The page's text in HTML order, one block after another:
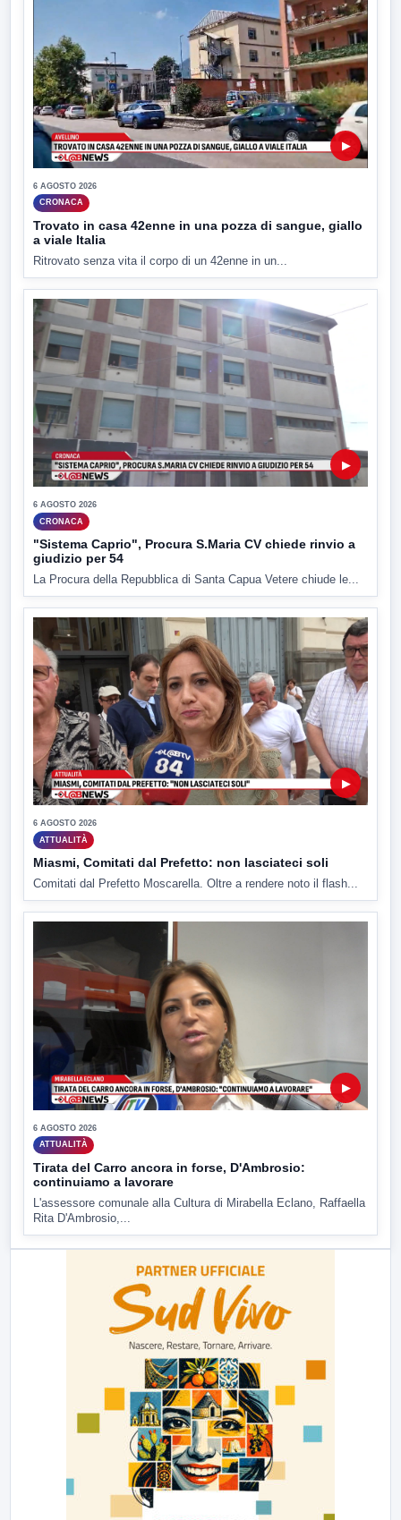
▶
6 AGOSTO 2026
CRONACA
Trovato in casa 42enne in una pozza di sangue, giallo
a viale Italia
Ritrovato senza vita il corpo di un 42enne in un...
▶
6 AGOSTO 2026
CRONACA
"Sistema Caprio", Procura S.Maria CV chiede rinvio a
giudizio per 54
La Procura della Repubblica di Santa Capua Vetere chiude le...
▶
6 AGOSTO 2026
ATTUALITÀ
Miasmi, Comitati dal Prefetto: non lasciateci soli
Comitati dal Prefetto Moscarella. Oltre a rendere noto il flash...
▶
6 AGOSTO 2026
ATTUALITÀ
Tirata del Carro ancora in forse, D'Ambrosio:
continuiamo a lavorare
L'assessore comunale alla Cultura di Mirabella Eclano, Raffaella
Rita D'Ambrosio,...